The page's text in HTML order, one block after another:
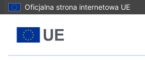
Oficjalna strona internetowa UE